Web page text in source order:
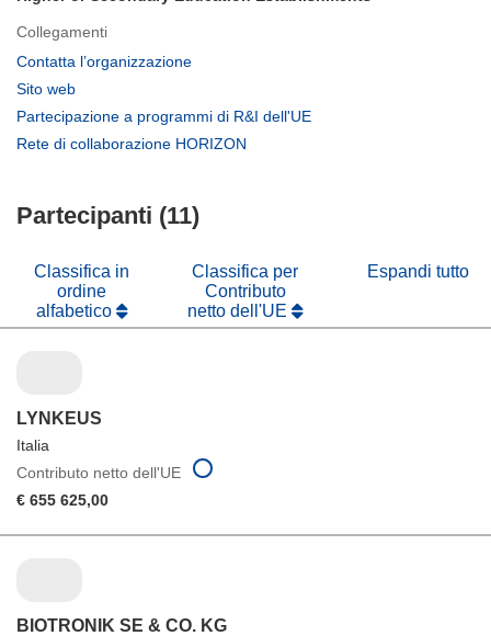
Collegamenti
Contatta l’organizzazione
nuova
Sito web
apre
finestra)
Partecipazione a programmi di R&I dell'UE
Rete di collaborazione HORIZON
Partecipanti (11)
Classifica in
ordine
alfabetico
Classifica per
Contributo
netto dell'UE
Espandi tutto
LYNKEUS
Italia
Contributo netto dell'UE
€ 655 625,00
BIOTRONIK SE & CO. KG